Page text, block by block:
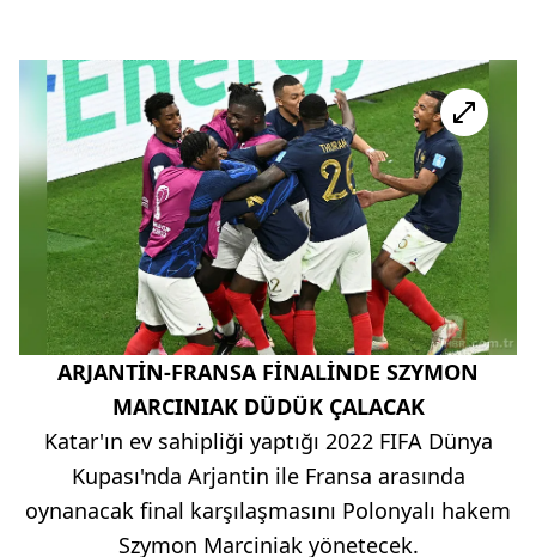
ARJANTİN-FRANSA FİNALİNDE SZYMON
MARCINIAK DÜDÜK ÇALACAK
Katar'ın ev sahipliği yaptığı 2022 FIFA Dünya
Kupası'nda Arjantin ile Fransa arasında
oynanacak final karşılaşmasını Polonyalı hakem
Szymon Marciniak yönetecek.